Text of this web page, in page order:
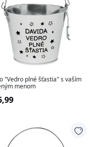
"Vedro plné šťastia" s vaším
menom